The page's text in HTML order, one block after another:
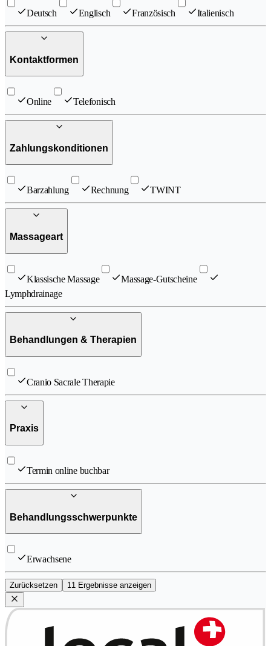
Deutsch Englisch Französisch Italienisch
Kontaktformen
Online Telefonisch
Zahlungskonditionen
Barzahlung Rechnung TWINT
Massageart
Klassische Massage
Massage-Gutscheine
Lymphdrainage
Behandlungen & Therapien
Cranio Sacrale Therapie
Praxis
Termin online buchbar
Behandlungsschwerpunkte
Erwachsene
Zurücksetzen 11 Ergebnisse anzeigen